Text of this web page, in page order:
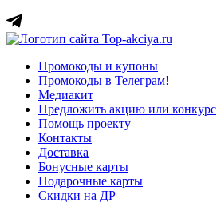
Промокоды и купоны
Промокоды в Телеграм!
Медиакит
Предложить акцию или конкурс
Помощь проекту
Контакты
Доставка
Бонусные карты
Подарочные карты
Скидки на ДР